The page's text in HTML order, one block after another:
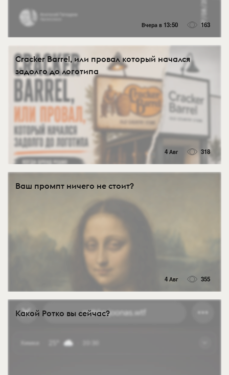
Вчера в 13:50 163
Cracker Barrel, или провал который начался
задолго до логотипа
4 Авг 318
Ваш промпт ничего не стоит?
4 Авг 355
Какой Ротко вы сейчас?